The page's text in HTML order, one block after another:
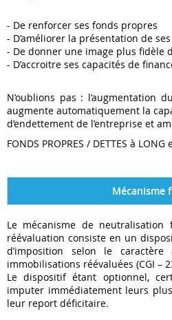
- De renforcer ses fonds propres
- D’améliorer la présentation de
- De donner une image plus fidèle
- D’accroitre ses capacités de
N’oublions pas : l’augmentation
augmente automatiquement la
d’endettement de l’entreprise et
FONDS PROPRES / DETTES à LONG
Mécanisme
Le mécanisme de
réévaluation consiste en un
d’imposition selon le
immobilisations réévaluées (CGI –
Le dispositif étant optionnel,
imputer immédiatement leurs
leur report déficitaire.